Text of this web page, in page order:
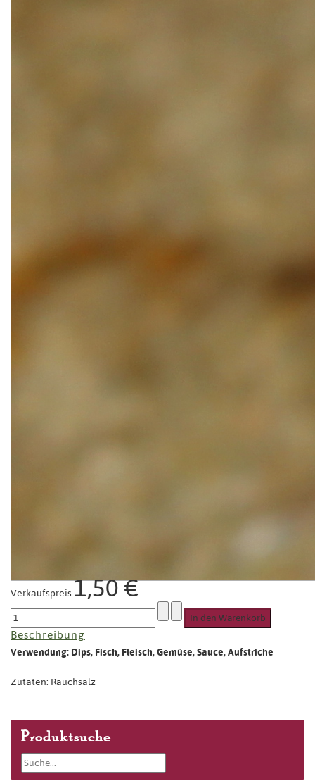
Verkaufspreis1,50 €
Beschreibung
Verwendung: Dips, Fisch, Fleisch, Gemüse, Sauce, Aufstriche
Zutaten: Rauchsalz
Produktsuche